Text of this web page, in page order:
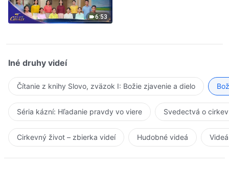
6:53
Iné druhy videí
Čítanie z knihy Slovo, zväzok I: Božie zjavenie a dielo
Séria kázní: Hľadanie pravdy vo viere Svedectvá o
Cirkevný život – zbierka videí Hudobné videá